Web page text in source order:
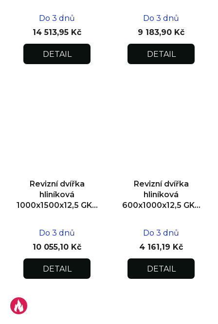
Do 3 dnů
14 513,95 Kč
DETAIL
Do 3 dnů
9 183,90 Kč
DETAIL
Revizní dvířka
hliníková
1000x1500x12,5 GKB
Do 3 dnů
10 055,10 Kč
DETAIL
Revizní dvířka
hliníková
600x1000x12,5 GKB
Do 3 dnů
4 161,19 Kč
DETAIL